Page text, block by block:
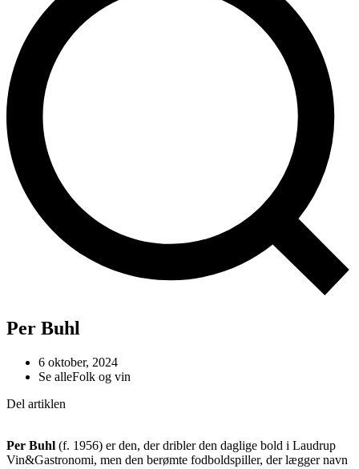
Per Buhl
6 oktober, 2024
Se alleFolk og vin
Del artiklen
Per Buhl (f. 1956) er den, der dribler den daglige bold i Laudrup
Vin&Gastronomi, men den berømte fodboldspiller, der lægger navn